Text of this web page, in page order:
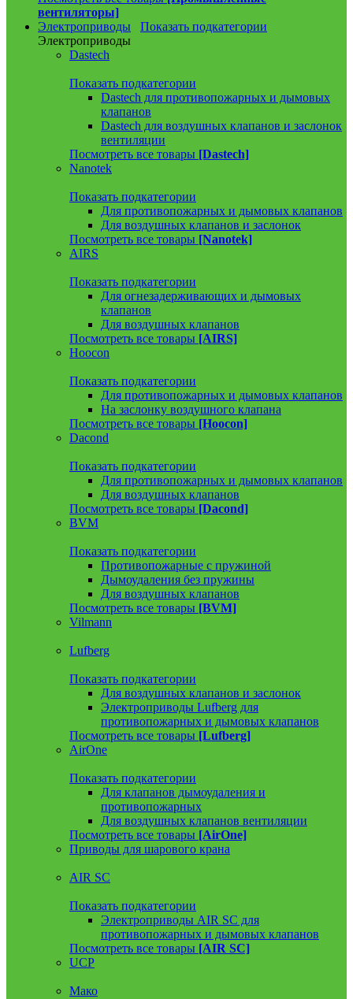
вентиляторы]
Электроприводы
Показать подкатегории
Электроприводы
Dastech
Показать подкатегории
Dastech для противопожарных и дымовых
клапанов
Dastech для воздушных клапанов и заслонок
вентиляции
Посмотреть все товары [Dastech]
Nanotek
Показать подкатегории
Для противопожарных и дымовых клапанов
Для воздушных клапанов и заслонок
Посмотреть все товары [Nanotek]
AIRS
Показать подкатегории
Для огнезадерживающих и дымовых
клапанов
Для воздушных клапанов
Посмотреть все товары [AIRS]
Hoocon
Показать подкатегории
Для противопожарных и дымовых клапанов
На заслонку воздушного клапана
Посмотреть все товары [Hoocon]
Dacond
Показать подкатегории
Для противопожарных и дымовых клапанов
Для воздушных клапанов
Посмотреть все товары [Dacond]
BVM
Показать подкатегории
Противопожарные с пружиной
Дымоудаления без пружины
Для воздушных клапанов
Посмотреть все товары [BVM]
Vilmann
Lufberg
Показать подкатегории
Для воздушных клапанов и заслонок
Электроприводы Lufberg для
противопожарных и дымовых клапанов
Посмотреть все товары [Lufberg]
AirOne
Показать подкатегории
Для клапанов дымоудаления и
противопожарных
Для воздушных клапанов вентиляции
Посмотреть все товары [AirOne]
Приводы для шарового крана
AIR SC
Показать подкатегории
Электроприводы AIR SC для
противопожарных и дымовых клапанов
Посмотреть все товары [AIR SC]
UCP
Мако